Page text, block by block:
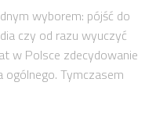
wyborem: pójść do
czy od razu wyuczyć
w Polsce zdecydowanie
ogólnego. Tymczasem